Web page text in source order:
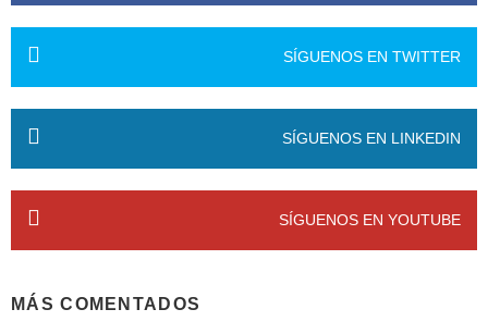
SÍGUENOS EN TWITTER
SÍGUENOS EN LINKEDIN
SÍGUENOS EN YOUTUBE
MÁS COMENTADOS